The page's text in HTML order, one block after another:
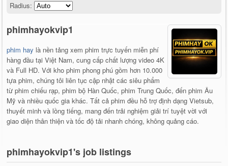
Radius:
phimhayokvip1
phim hay là nền tảng xem phim trực tuyến miễn phí
hàng đầu tại Việt Nam, cung cấp chất lượng video 4K
và Full HD. Với kho phim phong phú gồm hơn 10.000
tựa phim, chúng tôi liên tục cập nhật các siêu phẩm
từ phim chiếu rạp, phim bộ Hàn Quốc, phim Trung Quốc, đến phim Âu
Mỹ và nhiều quốc gia khác. Tất cả phim đều hỗ trợ định dạng Vietsub,
thuyết minh và lồng tiếng, mang đến trải nghiệm giải trí tuyệt vời với
giao diện thân thiện và tốc độ tải nhanh chóng, không quảng cáo.
phimhayokvip1's job listings